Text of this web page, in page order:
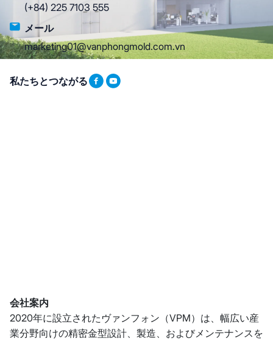
(+84) 225 7103 555
メール
marketing01@vanphongmold.com.vn
私たちとつながる
会社案内
2020年に設立されたヴァンフォン（VPM）は、幅広い産
業分野向けの精密金型設計、製造、およびメンテナンスを